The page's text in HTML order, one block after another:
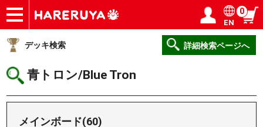
ショップ
買取
記事
デッキ検索
デッキ構築
選手一覧
店舗一覧
イベント
ヘルプ
お問い合わせ ログイン／会員登録
EN
0
デッキ検索 詳細検索ページへ
青トロン/Blue Tron
メインボード(60)